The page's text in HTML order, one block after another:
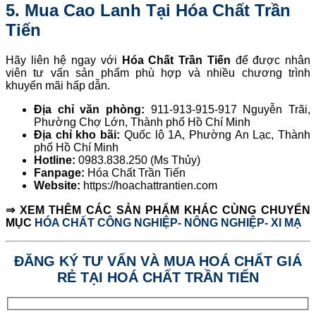
5. Mua Cao Lanh Tại Hóa Chất Trần
Tiến
Hãy liên hệ ngay với Hóa Chất Trần Tiến để được nhân
viên tư vấn sản phẩm phù hợp và nhiều chương trình
khuyến mãi hấp dẫn.
Địa chỉ văn phòng: 911-913-915-917 Nguyễn Trãi,
Phường Chợ Lớn, Thành phố Hồ Chí Minh
Địa chỉ kho bãi: Quốc lộ 1A, Phường An Lạc, Thành
phố Hồ Chí Minh
Hotline: 0983.838.250 (Ms Thủy)
Fanpage: Hóa Chất Trần Tiến
Website: https://hoachattrantien.com
⇒ XEM THÊM CÁC SẢN PHẨM KHÁC CÙNG CHUYỂN
MỤC HÓA CHẤT CÔNG NGHIỆP- NÔNG NGHIỆP- XI MẠ
ĐĂNG KÝ TƯ VẤN VÀ MUA HOÁ CHẤT GIÁ
RẺ TẠI HOÁ CHẤT TRẦN TIẾN